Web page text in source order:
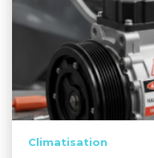
Climatisation